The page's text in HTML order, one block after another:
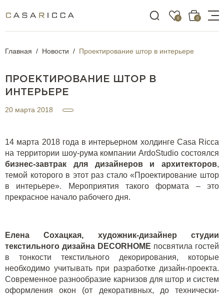
0 0
Главная Новости Проектирование штор в интерьере
ПРОЕКТИРОВАНИЕ ШТОР В
ИНТЕРЬЕРЕ
20 марта 2018
14 марта 2018 года в интерьерном холдинге Casa Ricca
на территории шоу-рума компании ArdoStudio состоялся
бизнес-завтрак для дизайнеров и архитекторов,
темой которого в этот раз стало «Проектирование штор
в интерьере». Мероприятия такого формата – это
прекрасное начало рабочего дня.
Елена Сохацкая, художник-дизайнер студии
текстильного дизайна DECORHOME посвятила гостей
в тонкости текстильного декорирования, которые
необходимо учитывать при разработке дизайн-проекта.
Современное разнообразие карнизов для штор и систем
оформления окон (от декоративных, до технически-